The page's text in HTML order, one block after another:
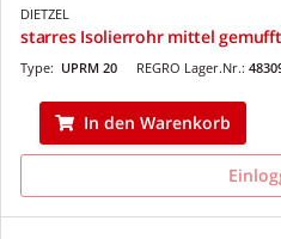
DIETZEL
starres Isolierrohr mittel
REGRO Lager.Nr.:
Type: UPRM 20
In den Warenkorb